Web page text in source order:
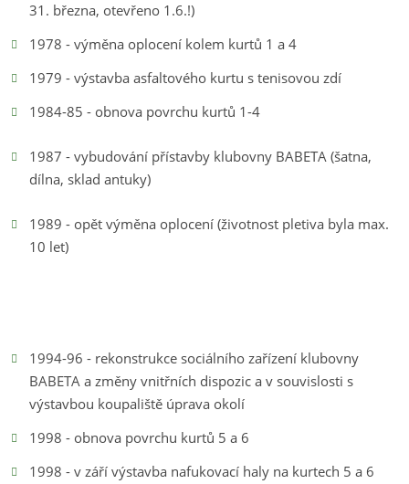
31. března, otevřeno 1.6.!)
1978 - výměna oplocení kolem kurtů 1 a 4
1979 - výstavba asfaltového kurtu s tenisovou zdí
1984-85 - obnova povrchu kurtů 1-4
1987 - vybudování přístavby klubovny BABETA (šatna,
dílna, sklad antuky)
1989 - opět výměna oplocení (životnost pletiva byla max.
10 let)
1994-96 - rekonstrukce sociálního zařízení klubovny
BABETA a změny vnitřních dispozic a v souvislosti s
výstavbou koupaliště úprava okolí
1998 - obnova povrchu kurtů 5 a 6
1998 - v září výstavba nafukovací haly na kurtech 5 a 6